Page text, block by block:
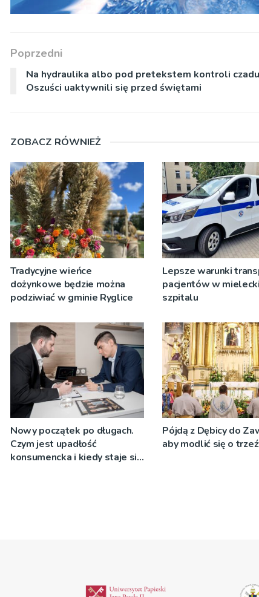
Poprzedni
Na hydraulika albo pod pretekstem kontroli
Oszuści uaktywnili się przed świętami
ZOBACZ RÓWNIEŻ
Tradycyjne wieńce
dożynkowe będzie można
podziwiać w gminie Ryglice
Lepsze warunki
pacjentów w
szpitalu
Nowy początek po długach.
Czym jest upadłość
konsumencka i kiedy staje się
Pójdą z Dębicy do
aby modlić się o